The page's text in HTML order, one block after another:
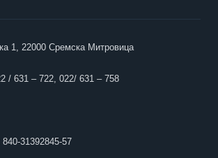
1, 22000 Сремска Митровица
/ 631 – 722, 022/ 631 – 758
31392845-57